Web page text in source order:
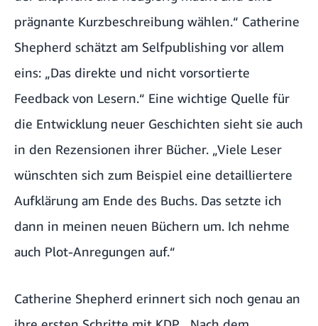
prägnante Kurzbeschreibung wählen.“ Catherine
Shepherd schätzt am Selfpublishing vor allem
eins: „Das direkte und nicht vorsortierte
Feedback von Lesern.“ Eine wichtige Quelle für
die Entwicklung neuer Geschichten sieht sie auch
in den Rezensionen ihrer Bücher. „Viele Leser
wünschten sich zum Beispiel eine detailliertere
Aufklärung am Ende des Buchs. Das setzte ich
dann in meinen neuen Büchern um. Ich nehme
auch Plot-Anregungen auf.“
Catherine Shepherd erinnert sich noch genau an